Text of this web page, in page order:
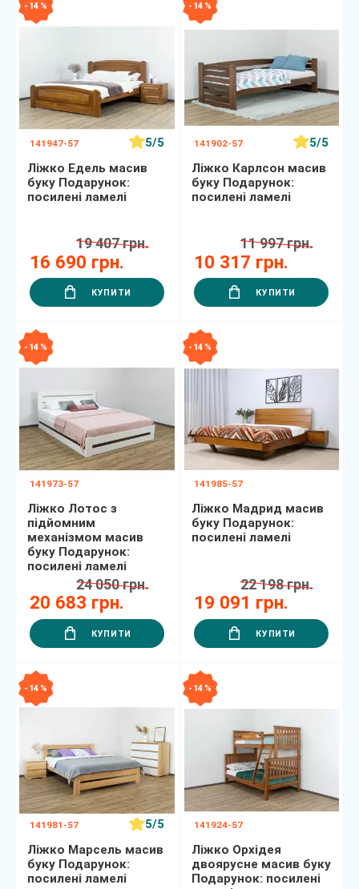
- 14 %
141947-57
5/5
Ліжко Едель масив
буку Подарунок:
посилені ламелі
16 690 грн.
19 407 грн.
КУПИТИ
- 14 %
141902-57
5/5
Ліжко Карлсон масив
буку Подарунок:
посилені ламелі
10 317 грн.
11 997 грн.
КУПИТИ
- 14 %
141973-57
Ліжко Лотос з
підйомним
механізмом масив
буку Подарунок:
посилені ламелі
20 683 грн.
24 050 грн.
КУПИТИ
- 14 %
141985-57
Ліжко Мадрид масив
буку Подарунок:
посилені ламелі
19 091 грн.
22 198 грн.
КУПИТИ
- 14 %
141981-57
5/5
Ліжко Марсель масив
буку Подарунок:
посилені ламелі
- 14 %
141924-57
Ліжко Орхідея
двоярусне масив буку
Подарунок: посилені